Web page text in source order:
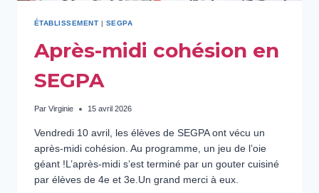
ÉTABLISSEMENT | SEGPA
Après-midi cohésion en
SEGPA
Par Virginie 15 avril 2026
Vendredi 10 avril, les élèves de SEGPA ont vécu un
après-midi cohésion. Au programme, un jeu de l’oie
géant !L’après-midi s’est terminé par un gouter cuisiné
par élèves de 4e et 3e.Un grand merci à eux.